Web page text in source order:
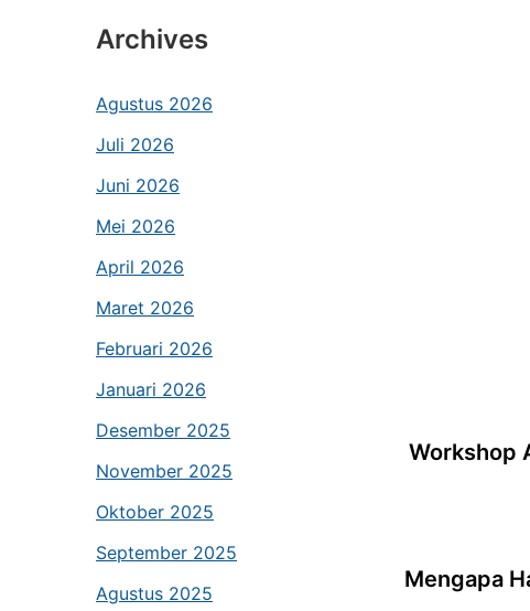
Archives
Agustus 2026
Juli 2026
Juni 2026
Mei 2026
April 2026
Maret 2026
Februari 2026
Januari 2026
Desember 2025
November 2025
Oktober 2025
September 2025
Agustus 2025
Workshop
Mengapa